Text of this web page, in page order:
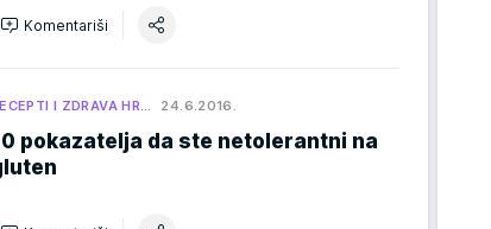
Komentariši
I ZDRAVA HR… 24.6.2016.
pokazatelja da ste netolerantni na